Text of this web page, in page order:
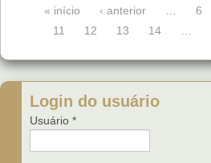
« início ‹ anterior 6
11
12 13 14
Login do usuário
Usuário *